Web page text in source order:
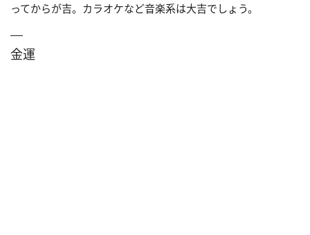
ってからが吉。カラオケなど音楽系は大吉でしょう。
金運